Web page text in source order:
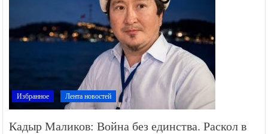
Избранное Лента новостей
Кадыр Маликов: Война без единства. Раскол в